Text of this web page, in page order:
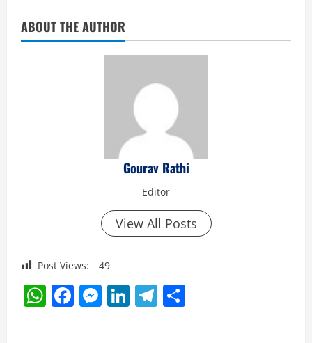
ABOUT THE AUTHOR
Gourav Rathi
Editor
View All Posts
Post Views: 49
WhatsApp
Facebook
Messenger
LinkedIn
Telegram